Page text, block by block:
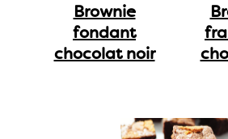
Brownie
fondant
chocolat noir